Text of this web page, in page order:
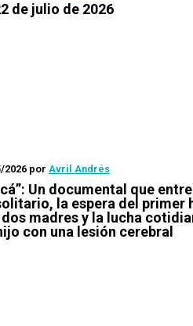
de julio de 2026
2026 por Avril Andrés
Un documental que
la espera del primer
madres y la lucha
con una lesión cerebral